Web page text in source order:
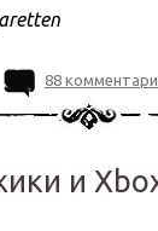
88
и